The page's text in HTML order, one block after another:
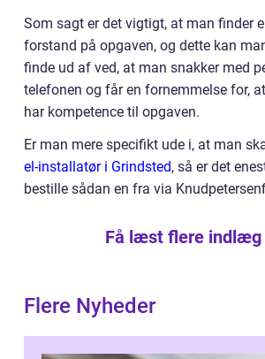
Som sagt er det vigtigt, at man finder
forstand på opgaven, og dette kan
finde ud af ved, at man snakker med
telefonen og får en fornemmelse for,
har kompetence til opgaven.
Er man mere specifikt ude i, at man
el-installatør i Grindsted, så er det
bestille sådan en fra via
Få læst flere indlæg
Flere Nyheder